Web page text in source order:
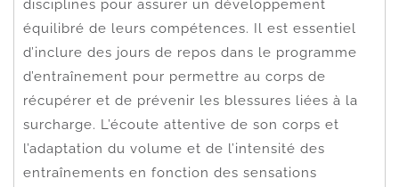
disciplines pour assurer un développement
équilibré de leurs compétences. Il est essentiel
d’inclure des jours de repos dans le programme
d’entraînement pour permettre au corps de
récupérer et de prévenir les blessures liées à la
surcharge. L’écoute attentive de son corps et
l’adaptation du volume et de l’intensité des
entraînements en fonction des sensations